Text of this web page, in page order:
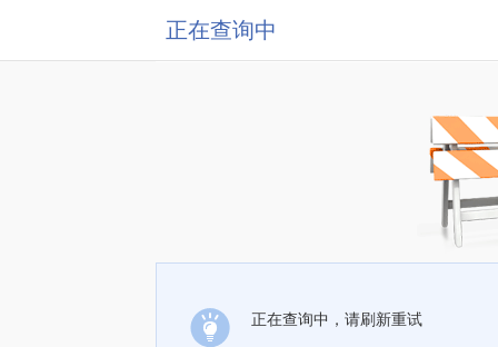
正在查询中
正在查询中，请刷新重试